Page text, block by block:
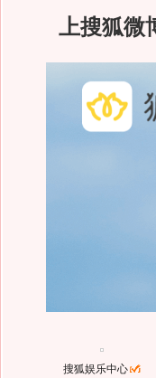
上搜狐微
搜狐娱乐中心